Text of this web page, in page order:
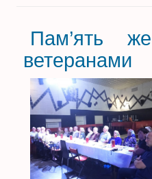
Пам’ять
ветеранами